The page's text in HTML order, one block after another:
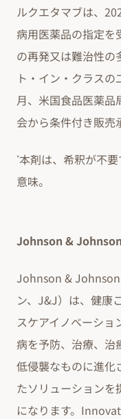
ルクエタマブは、
病用医薬品の指定を
の再発又は難治性の
ト・イン・クラス
月、米国食品医薬品
会から条件付き販売
*本剤は、希釈が不
意味。
Johnson &
Johnson & Johnson
ン、J&J）は、健康
スケアイノベーショ
病を予防、治療、治
低侵襲なものに進化
たソリューションを
になります。